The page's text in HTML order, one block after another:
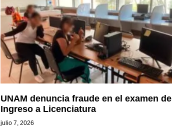
UNAM denuncia fraude en el examen de
Ingreso a Licenciatura
julio 7, 2026